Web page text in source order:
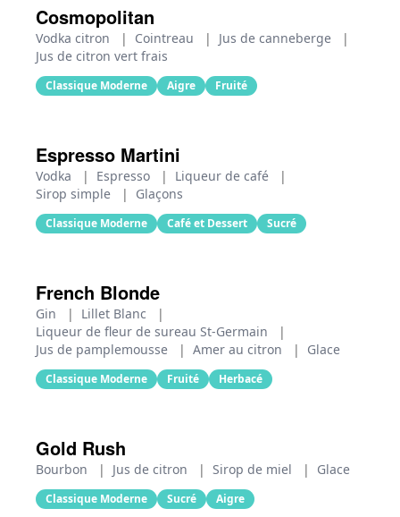
Cosmopolitan
Vodka citron | Cointreau | Jus de canneberge
|
Jus de citron vert frais
Classique Moderne Aigre Fruité
Espresso Martini
Vodka | Espresso | Liqueur de café
|
Sirop simple
| Glaçons
Classique Moderne Café et Dessert Sucré
French Blonde
Gin | Lillet Blanc
|
Liqueur de fleur de sureau St-Germain
|
Jus de pamplemousse
| Amer au citron | Glace
Classique Moderne Fruité Herbacé
Gold Rush
Bourbon | Jus de citron | Sirop de miel | Glace
Classique Moderne Sucré Aigre